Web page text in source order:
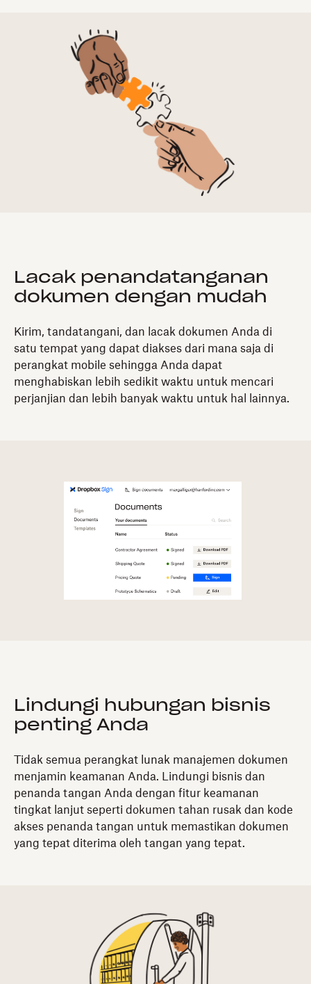
Lacak penandatanganan
dokumen dengan mudah
Kirim, tandatangani, dan lacak dokumen Anda di
satu tempat yang dapat diakses dari mana saja di
perangkat mobile sehingga Anda dapat
menghabiskan lebih sedikit waktu untuk mencari
perjanjian dan lebih banyak waktu untuk hal lainnya.
Lindungi hubungan bisnis
penting Anda
Tidak semua perangkat lunak manajemen dokumen
menjamin keamanan Anda. Lindungi bisnis dan
penanda tangan Anda dengan fitur keamanan
tingkat lanjut seperti dokumen tahan rusak dan kode
akses penanda tangan untuk memastikan dokumen
yang tepat diterima oleh tangan yang tepat.